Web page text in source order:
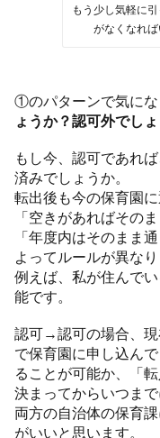
もう少し気軽に
がなくなれ
①のパターンで気に
ょうか？認可外でし
もし今、認可であれ
済みでしょうか。
転出後も今の保育園に
「空きがあればその
「年度内はそのまま
よってルールが異なり
例えば、私が住んで
能です。
認可→認可の場合、
で保育園に申し込ん
ることが可能か、「
決まってからいつま
両方の自治体の保育
がいいと思います。